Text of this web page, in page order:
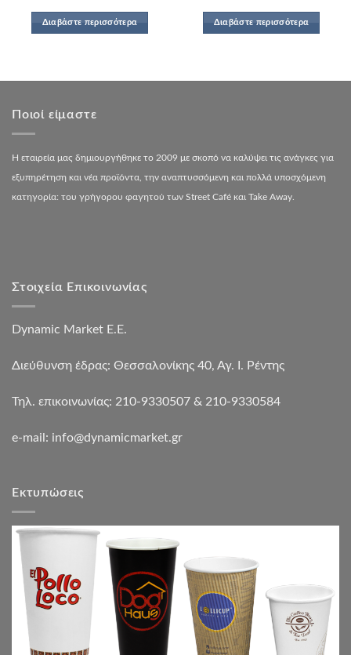
Διαβάστε περισσότερα Διαβάστε περισσότερα
Ποιοί είμαστε
Η εταιρεία μας δημιουργήθηκε το 2009 με σκοπό να καλύψει τις ανάγκες για
εξυπηρέτηση και νέα προϊόντα, την αναπτυσσόμενη και πολλά υποσχόμενη
κατηγορία: του γρήγορου φαγητού των Street Café και Take Away.
Στοιχεία Επικοινωνίας
Dynamic Market Ε.Ε.
Διεύθυνση έδρας: Θεσσαλονίκης 40, Αγ. Ι. Ρέντης
Τηλ. επικοινωνίας: 210-9330507 & 210-9330584
e-mail: info@dynamicmarket.gr
Εκτυπώσεις